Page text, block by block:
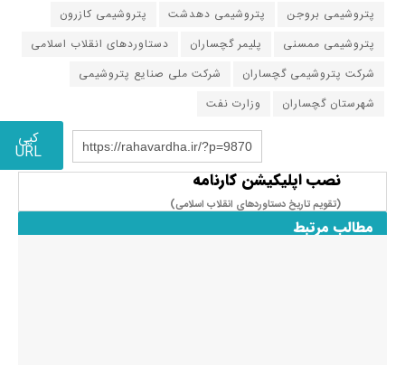
پتروشیمی‌ بروجن
پتروشیمی‌ دهدشت
پتروشیمی‌ کازرون
پتروشیمی‌ ممسنی
پلیمر گچساران
دستاوردهای انقلاب اسلامی
شرکت پتروشیمی گچساران
شرکت ملی صنایع پتروشیمی
شهرستان گچساران
وزارت نفت
https://rahavardha.ir/?p=9870 کپی
URL
نصب اپلیکیشن کارنامه
(تقویم تاریخ دستاوردهای انقلاب اسلامی​)
مطالب مرتبط